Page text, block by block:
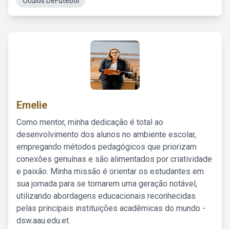
Emelie
Como mentor, minha dedicação é total ao
desenvolvimento dos alunos no ambiente escolar,
empregando métodos pedagógicos que priorizam
conexões genuínas e são alimentados por criatividade
e paixão. Minha missão é orientar os estudantes em
sua jornada para se tornarem uma geração notável,
utilizando abordagens educacionais reconhecidas
pelas principais instituições acadêmicas do mundo -
dsw.aau.edu.et.